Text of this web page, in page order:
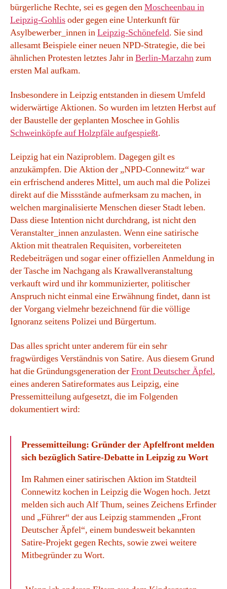
bürgerliche Rechte, sei es gegen denMoscheenbau in
Leipzig-Gohlisoder gegen eine Unterkunft für
Asylbewerber_innen inLeipzig-Schönefeld. Sie sind
allesamt Beispiele einer neuen NPD-Strategie, die bei
ähnlichen Protesten letztes Jahr inBerlin-Marzahnzum
ersten Mal aufkam.
Insbesondere in Leipzig entstanden in diesem Umfeld
widerwärtige Aktionen. So wurden im letzten Herbst auf
der Baustelle der geplanten Moschee in Gohlis
Schweinköpfe auf Holzpfäle aufgespießt.
Leipzig hat ein Naziproblem. Dagegen gilt es
anzukämpfen. Die Aktion der „NPD-Connewitz“ war
ein erfrischend anderes Mittel, um auch mal die Polizei
direkt auf die Missstände aufmerksam zu machen, in
welchen marginalisierte Menschen dieser Stadt leben.
Dass diese Intention nicht durchdrang, ist nicht den
Veranstalter_innen anzulasten. Wenn eine satirische
Aktion mit theatralen Requisiten, vorbereiteten
Redebeiträgen und sogar einer offiziellen Anmeldung in
der Tasche im Nachgang als Krawallveranstaltung
verkauft wird und ihr kommunizierter, politischer
Anspruch nicht einmal eine Erwähnung findet, dann ist
der Vorgang vielmehr bezeichnend für die völlige
Ignoranz seitens Polizei und Bürgertum.
Das alles spricht unter anderem für ein sehr
fragwürdiges Verständnis von Satire. Aus diesem Grund
hat die Gründungsgeneration derFront Deutscher Äpfel,
eines anderen Satireformates aus Leipzig, eine
Pressemitteilung aufgesetzt, die im Folgenden
dokumentiert wird:
Pressemitteilung: Gründer der Apfelfront melden
sich bezüglich Satire-Debatte in Leipzig zu Wort
Im Rahmen einer satirischen Aktion im Statdteil
Connewitz kochen in Leipzig die Wogen hoch. Jetzt
melden sich auch Alf Thum, seines Zeichens Erfinder
und „Führer“ der aus Leipzig stammenden „Front
Deutscher Äpfel“, einem bundesweit bekannten
Satire-Projekt gegen Rechts, sowie zwei weitere
Mitbegründer zu Wort.